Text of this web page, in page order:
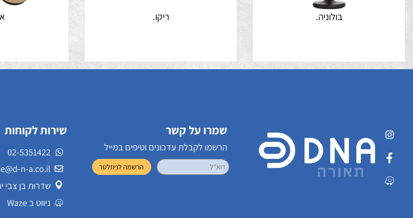
שמרו על קשר שירות לקוחות
02-5351422
office@d-n-a.co.il